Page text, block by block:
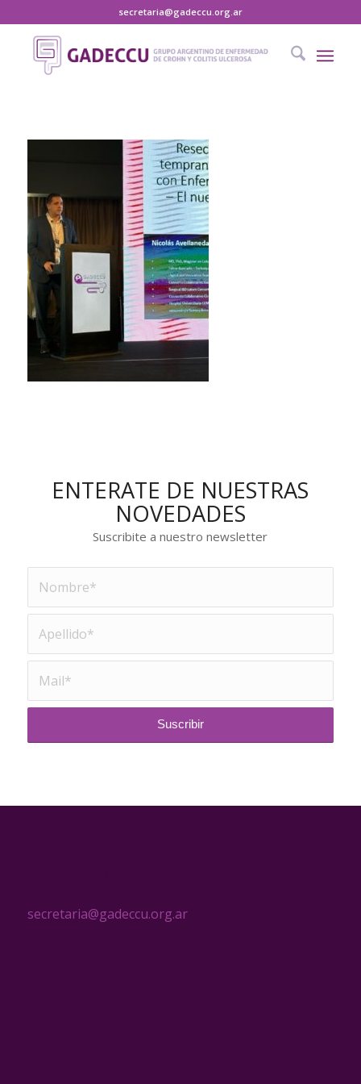
secretaria@gadeccu.org.ar
ENTERATE DE NUESTRAS
NOVEDADES
Suscribite a nuestro newsletter
secretaria@gadeccu.org.ar